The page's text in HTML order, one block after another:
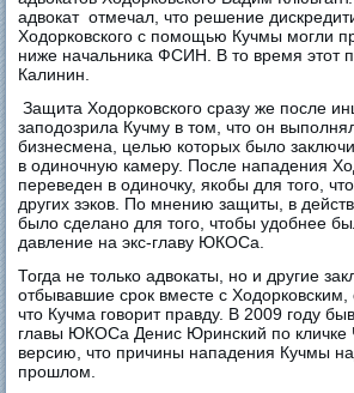
адвокат отмечал, что решение
Ходорковского с помощью Кучмы могли
ниже начальника ФСИН. В то время этот
Калинин.
Защита Ходорковского сразу же после
заподозрила Кучму в том, что он
бизнесмена, целью которых было
в одиночную камеру. После нападения
переведен в одиночку, якобы для того,
других зэков. По мнению защиты, в
было сделано для того, чтобы удобнее
давление на экс-главу ЮКОСа.
Тогда не только адвокаты, но и другие
отбывавшие срок вместе с Ходорковским,
что Кучма говорит правду. В 2009 году
главы ЮКОСа Денис Юринский по кличке
версию, что причины нападения Кучмы
прошлом.